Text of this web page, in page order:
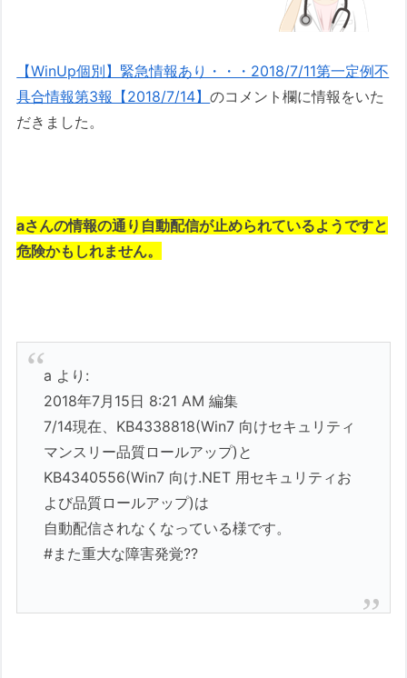
【WinUp個別】緊急情報あり・・・2018/7/11第一定例不
具合情報第3報【2018/7/14】のコメント欄に情報をいた
だきました。
aさんの情報の通り自動配信が止められているようですと
危険かもしれません。
a より:
2018年7月15日 8:21 AM 編集
7/14現在、KB4338818(Win7 向けセキュリティ
マンスリー品質ロールアップ)と
KB4340556(Win7 向け.NET 用セキュリティお
よび品質ロールアップ)は
自動配信されなくなっている様です。
#また重大な障害発覚??